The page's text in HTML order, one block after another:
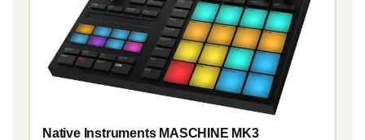
Native Instruments MASCHINE MK3